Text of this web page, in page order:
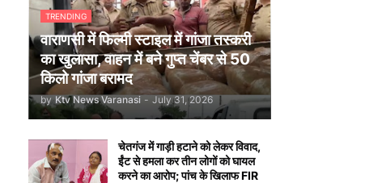
TRENDING
वाराणसी में फिल्मी स्टाइल में गांजा तस्करी
का खुलासा, वाहन में बने गुप्त चेंबर से 50
किलो गांजा बरामद
by Ktv News Varanasi - July 31, 2026
चेतगंज में गाड़ी हटाने को लेकर विवाद,
ईंट से हमला कर तीन लोगों को घायल
करने का आरोप; पांच के खिलाफ FIR